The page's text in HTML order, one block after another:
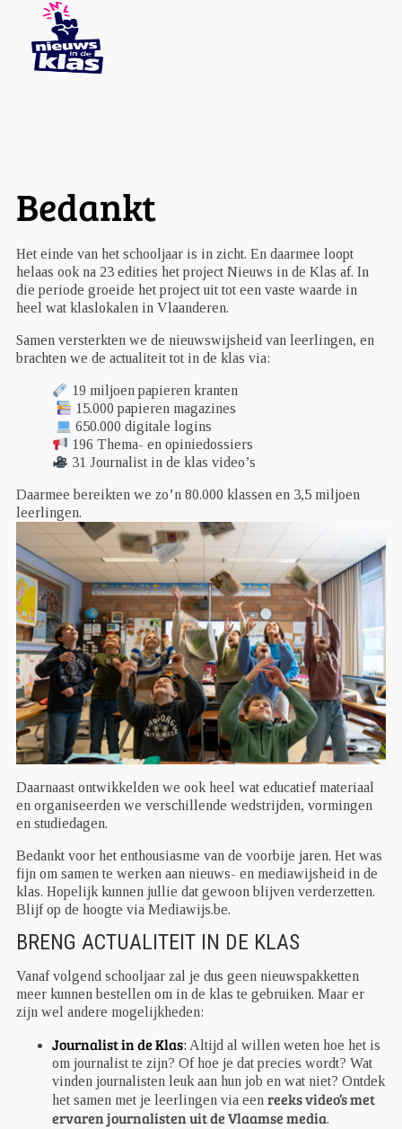
Bedankt
Het einde van het schooljaar is in zicht. En daarmee loopt
helaas ook na 23 edities het project Nieuws in de Klas af. In
die periode groeide het project uit tot een vaste waarde in
heel wat klaslokalen in Vlaanderen.
Samen versterkten we de nieuwswijsheid van leerlingen, en
brachten we de actualiteit tot in de klas via:
19 miljoen papieren kranten
15.000 papieren magazines
650.000 digitale logins
196 Thema- en opiniedossiers
31 Journalist in de klas video’s
Daarmee bereikten we zo’n 80.000 klassen en 3,5 miljoen
leerlingen.
Daarnaast ontwikkelden we ook heel wat educatief materiaal
en organiseerden we verschillende wedstrijden, vormingen
en studiedagen.
Bedankt voor het enthousiasme van de voorbije jaren. Het was
fijn om samen te werken aan nieuws- en mediawijsheid in de
klas. Hopelijk kunnen jullie dat gewoon blijven verderzetten.
Blijf op de hoogte via Mediawijs.be.
BRENG ACTUALITEIT IN DE KLAS
Vanaf volgend schooljaar zal je dus geen nieuwspakketten
meer kunnen bestellen om in de klas te gebruiken. Maar er
zijn wel andere mogelijkheden:
Journalist in de Klas: Altijd al willen weten hoe het is
om journalist te zijn? Of hoe je dat precies wordt? Wat
vinden journalisten leuk aan hun job en wat niet? Ontdek
het samen met je leerlingen via een reeks video’s met
ervaren journalisten uit de Vlaamse media.